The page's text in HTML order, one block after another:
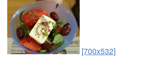
[700x532]